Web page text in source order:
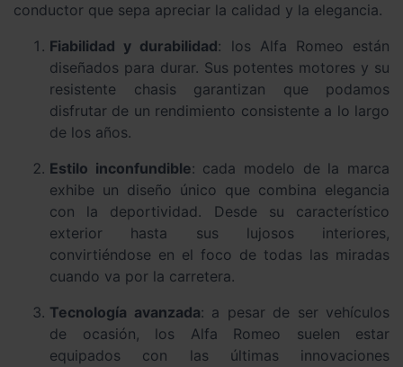
conductor que sepa apreciar la calidad y la elegancia.
Fiabilidad y durabilidad: los Alfa Romeo están
diseñados para durar. Sus potentes motores y su
resistente chasis garantizan que podamos
disfrutar de un rendimiento consistente a lo largo
de los años.
Estilo inconfundible: cada modelo de la marca
exhibe un diseño único que combina elegancia
con la deportividad. Desde su característico
exterior hasta sus lujosos interiores,
convirtiéndose en el foco de todas las miradas
cuando va por la carretera.
Tecnología avanzada: a pesar de ser vehículos
de ocasión, los Alfa Romeo suelen estar
equipados con las últimas innovaciones